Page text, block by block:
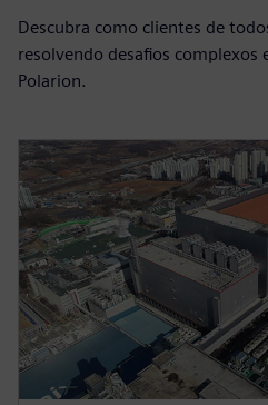
Descubra como clientes de
resolvendo desafios complexos
Polarion.